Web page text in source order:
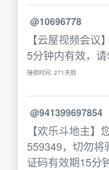
@10696778
【云屋视频会议
5分钟内有效，请
接收时间: 271天前
@941399697854
【欢乐斗地主
559349，切勿将
证码有效期15分